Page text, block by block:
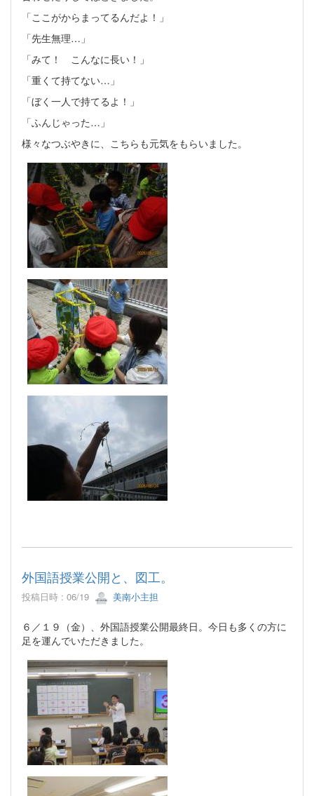
「ここがからまってるんだよ！」
「先生無理…」
「みて！ こんなに長い！」
「重くて持てない…」
「ぼく一人で持てるよ！」
「ふんじゃった…」
様々なつぶやきに、こちらも元気をもらいました。
外国語授業公開と、図工。
投稿日時 : 06/19 美南小主担
６／１９（金）、外国語授業公開最終日。今日も多くの方に
足を運んでいただきました。